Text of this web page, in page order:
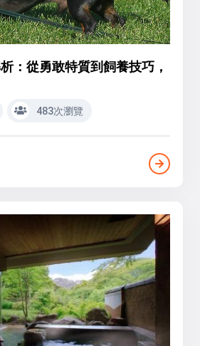
：從勇敢特質到飼養技巧，
483次瀏覽